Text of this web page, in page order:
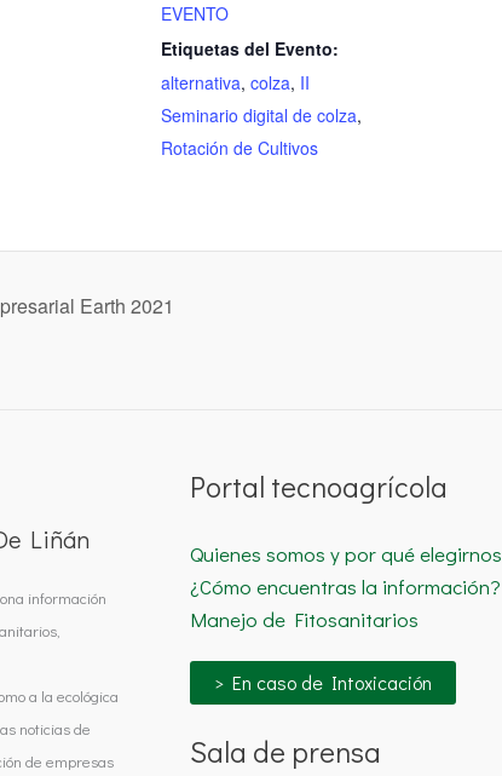
EVENTO
Etiquetas del Evento:
alternativa, colza, II
Seminario digital de colza,
Rotación de Cultivos
Earth 2021
Liñán
información
a la ecológica
noticias de
de empresas
Portal tecnoagrícola
Quienes somos y por qué elegirnos
¿Cómo encuentras la información?
Manejo de Fitosanitarios
> En caso de Intoxicación
Sala de prensa